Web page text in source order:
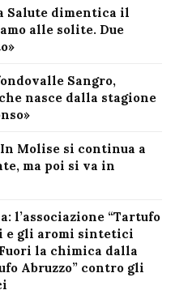
Salute dimentica il
alle solite. Due
Sangro,
nasce dalla stagione
Molise si continua a
ma poi si va in
l’associazione “Tartufo
e gli aromi sintetici
Fuori la chimica dalla
Abruzzo” contro gli